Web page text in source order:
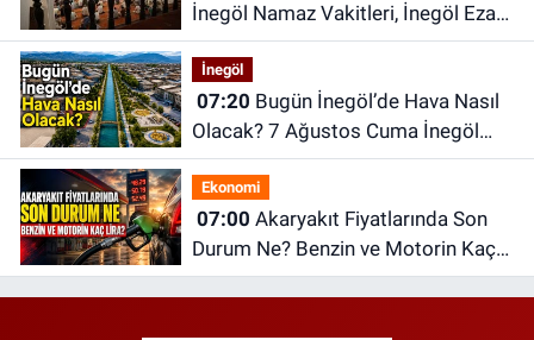
İnegöl Namaz Vakitleri, İnegöl Ezan
Saatleri | 07 Ağustos 2026 Cuma
İnegöl
07:20
Olacak? 7 Ağustos Cuma İnegöl
Hava Durumu
Ekonomi
07:00
Durum Ne? Benzin ve Motorin Kaç
Lira?